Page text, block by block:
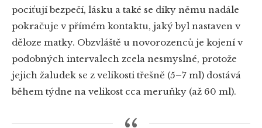
pociťují bezpečí, lásku a také se díky němu nadále
pokračuje v přímém kontaktu, jaký byl nastaven v
děloze matky. Obzvláště u novorozenců je kojení v
podobných intervalech zcela nesmyslné, protože
jejich žaludek se z velikosti třešně (5–7 ml) dostává
během týdne na velikost cca meruňky (až 60 ml).